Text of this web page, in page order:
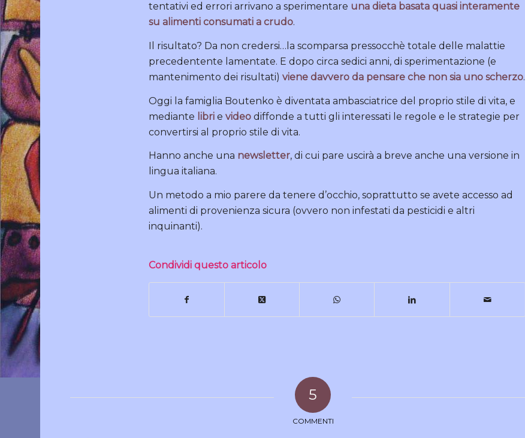
tentativi ed errori arrivano a sperimentare una dieta basata quasi interamente
su alimenti consumati a crudo.
Il risultato? Da non credersi…la scomparsa pressocchè totale delle malattie
precedentente lamentate. E dopo circa sedici anni, di sperimentazione (e
mantenimento dei risultati)viene davvero da pensare che non sia uno scherzo.
Oggi la famiglia Boutenko è diventata ambasciatrice del proprio stile di vita, e
mediante libri evideo diffonde a tutti gli interessati le regole e le strategie per
convertirsi al proprio stile di vita.
Hanno anche una newsletter, di cui pare uscirà a breve anche una versione in
lingua italiana.
Un metodo a mio parere da tenere d’occhio, soprattutto se avete accesso ad
alimenti di provenienza sicura (ovvero non infestati da pesticidi e altri
inquinanti).
Condividi questo articolo
5
COMMENTI